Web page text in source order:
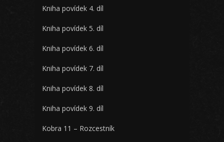
Kniha povídek 4. díl
Kniha povídek 5. díl
Kniha povídek 6. díl
Kniha povídek 7. díl
Kniha povídek 8. díl
Kniha povídek 9. díl
Kobra 11 – Rozcestník